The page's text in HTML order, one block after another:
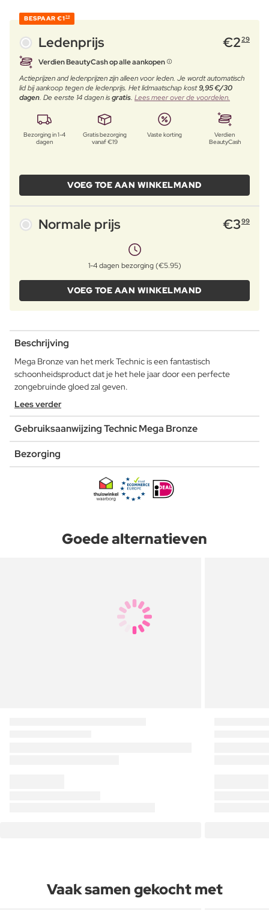
BESPAAR €170
Ledenprijs €229
Verdien BeautyCash op alle aankopen
Actieprijzen and ledenprijzen zijn alleen voor leden. Je wordt automatisch
lid bij aankoop tegen de ledenprijs. Het lidmaatschap kost9,95 €/30
dagen. De eerste 14 dagen isgratis. Lees meer over de voordelen.
Bezorging in 1-4
dagen
Gratis bezorging
vanaf €19
Vaste korting
Verdien
BeautyCash
VOEG TOE AAN WINKELMAND
Normale prijs €399
1-4 dagen bezorging (€5.95)
VOEG TOE AAN WINKELMAND
Beschrijving
Mega Bronze van het merk Technic is een fantastisch
schoonheidsproduct dat je het hele jaar door een perfecte
zongebruinde gloed zal geven.
Lees verder
Gebruiksaanwijzing Technic Mega Bronze
Bezorging
Goede alternatieven
Vaak samen gekocht met